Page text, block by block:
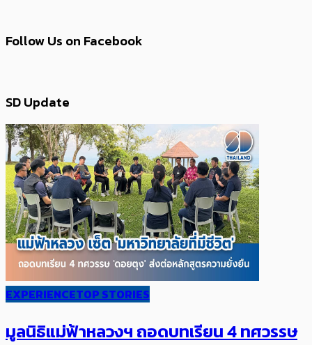
Follow Us on Facebook
SD Update
EXPERIENCETOP STORIES
มูลนิธิแม่ฟ้าหลวงฯ ถอดบทเรียน 4 ทศวรรษ